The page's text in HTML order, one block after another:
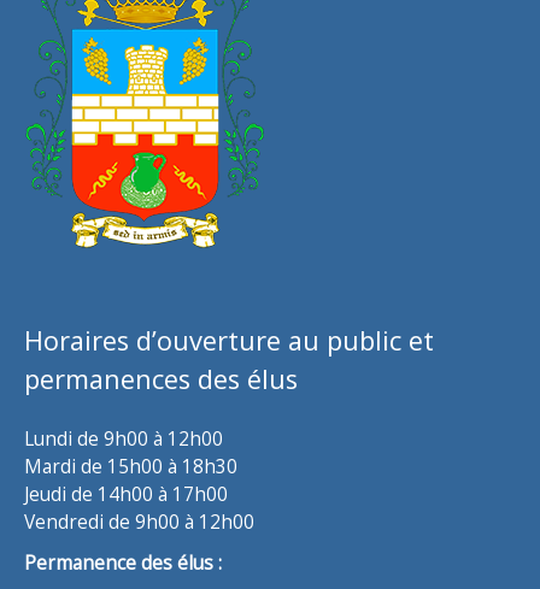
Horaires d’ouverture au public et
permanences des élus
Lundi de 9h00 à 12h00
Mardi de 15h00 à 18h30
Jeudi de 14h00 à 17h00
Vendredi de 9h00 à 12h00
Permanence des élus :